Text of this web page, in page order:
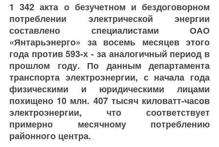
1 342 акта о безучетном и бездоговорном
потреблении электрической энергии
составлено специалистами ОАО
«Янтарьэнерго» за восемь месяцев этого
года против 593-х - за аналогичный период в
прошлом году. По данным департамента
транспорта электроэнергии, с начала года
физическими и юридическими лицами
похищено 10 млн. 407 тысяч киловатт-часов
электроэнергии, что соответствует
примерно месячному потреблению
районного центра.